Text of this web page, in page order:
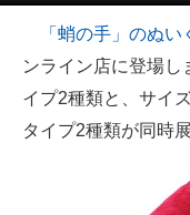
注目記事を集めた総
ITの今と未来を見通す
スマホと通信の最新
進化するPCとデバイ
「蛸の手」のぬい
ンライン店に登場し
イプ2種類と、サイ
タイプ2種類が同時